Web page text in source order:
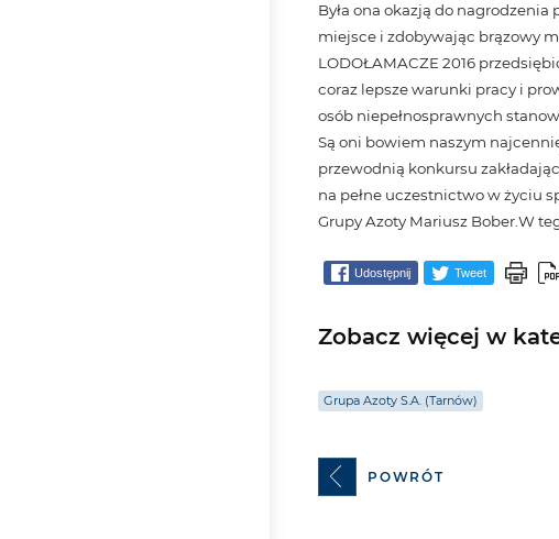
Była ona okazją do
miejsce i zdobywając brązowy
LODOŁAMACZE 2016
coraz lepsze warunki pracy i
osób niepełnosprawnych
Są oni bowiem naszym
przewodnią konkursu
na pełne uczestnictwo w życiu
Grupy Azoty Mariusz Bober.W
Udostępnij Tweet
Zobacz więcej w
Grupa Azoty S.A. (Tarnów)
POWRÓT